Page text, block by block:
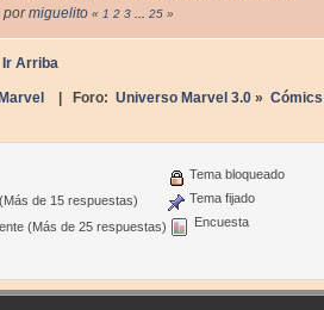
pormiguelito « 1 2 3 ... 25 »
Ir Arriba
| Foro: Universo Marvel 3.0» Cómics
de 15 respuestas)
(Más de 25 respuestas)
Tema bloqueado
Tema fijado
Encuesta